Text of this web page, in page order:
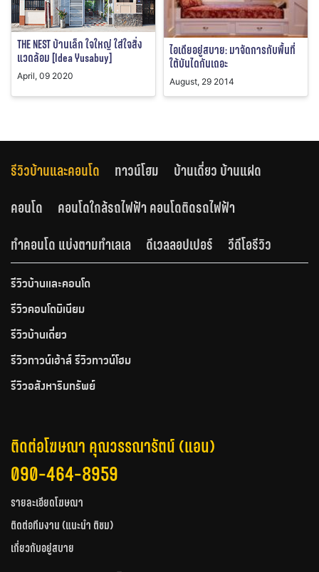
THE NEST บ้านเล็ก ใจใหญ่ ใส่ใจสิ่ง
แวดล้อม [Idea Yusabuy]
April, 09 2020
ไอเดียอยู่สบาย: มาจัดการกับพื้นที่
ใต้บันไดกันเถอะ
August, 29 2014
รีวิวบ้านและคอนโด ทาวน์โฮม
บ้านเดี่ยว บ้านแฝด
คอนโด
คอนโดใกล้รถไฟฟ้า คอนโดติดรถไฟฟ้า
ทำคอนโด แบ่งตามทำเลเล
ดีเวลลอปเปอร์ วีดีโอรีวิว
รีวิวบ้านและคอนโด
รีวิวคอนโดมิเนียม
รีวิวบ้านเดี่ยว
รีวิวทาวน์เฮ้าส์ รีวิวทาวน์โฮม
รีวิวอสังหาริมทรัพย์
ติดต่อโฆษณา คุณวรรณารัตน์ (แอน)
090-464-8959
รายละเอียดโฆษณา
ติดต่อทีมงาน (แนะนำ ติชม)
เกี่ยวกับอยู่สบาย